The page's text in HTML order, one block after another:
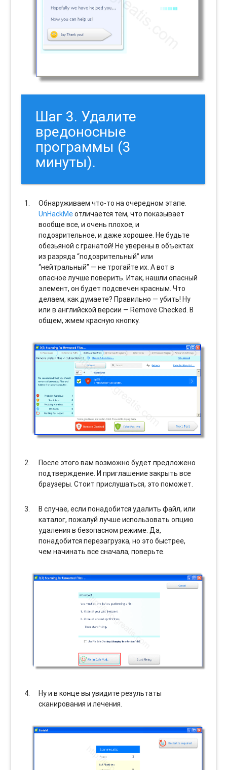
Шаг 3. Удалите
вредоносные
программы (3
минуты).
Обнаруживаем что-то на очередном этапе.
UnHackMeотличается тем, что показывает
вообще все, и очень плохое, и
подозрительное, и даже хорошее. Не будьте
обезьяной с гранатой! Не уверены в объектах
из разряда “подозрительный” или
“нейтральный” — не трогайте их. А вот в
опасное лучше поверить. Итак, нашли опасный
элемент, он будет подсвечен красным. Что
делаем, как думаете? Правильно — убить! Ну
или в английской версии — Remove Checked. В
общем, жмем красную кнопку.
После этого вам возможно будет предложено
подтверждение. И приглашение закрыть все
браузеры. Стоит прислушаться, это поможет.
В случае, если понадобится удалить файл, или
каталог, пожалуй лучше использовать опцию
удаления в безопасном режиме. Да,
понадобится перезагрузка, но это быстрее,
чем начинать все сначала, поверьте.
Ну и в конце вы увидите результаты
сканирования и лечения.